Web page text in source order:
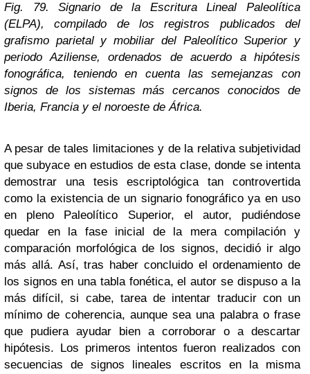
Fig. 79. Signario de la Escritura Lineal Paleolítica
(ELPA), compilado de los registros publicados del
grafismo parietal y mobiliar del Paleolítico Superior y
periodo Aziliense, ordenados de acuerdo a hipótesis
fonográfica, teniendo en cuenta las semejanzas con
signos de los sistemas más cercanos conocidos de
Iberia, Francia y el noroeste de África.
A pesar de tales limitaciones y de la relativa subjetividad
que subyace en estudios de esta clase, donde se intenta
demostrar una tesis escriptológica tan controvertida
como la existencia de un signario fonográfico ya en uso
en pleno Paleolítico Superior, el autor, pudiéndose
quedar en la fase inicial de la mera compilación y
comparación morfológica de los signos, decidió ir algo
más allá. Así, tras haber concluido el ordenamiento de
los signos en una tabla fonética, el autor se dispuso a la
más difícil, si cabe, tarea de intentar traducir con un
mínimo de coherencia, aunque sea una palabra o frase
que pudiera ayudar bien a corroborar o a descartar
hipótesis. Los primeros intentos fueron realizados con
secuencias de signos lineales escritos en la misma